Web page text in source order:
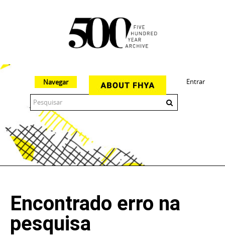
Entrar
Navegar
Encontrado erro na
pesquisa